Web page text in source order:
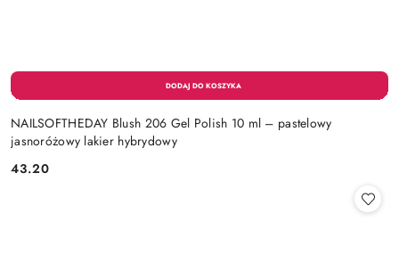
NAILSOFTHEDAY Blush 206 Gel Polish 10 ml – pastelowy
jasnoróżowy lakier hybrydowy
Cena:
43.20